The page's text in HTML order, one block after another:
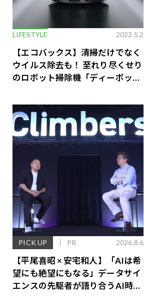
LIFESTYLE 2022.5.2
【エコバックス】清掃だけでなく
ウイルス除去も！ 至れり尽くせり
のロボット掃除機「ディーボット
PICK UP PR 2026.8.6
【平尾喜昭 × 安宅和人】「AIは希
望にも絶望にもなる」データサイ
エンスの先駆者が語り合うAI時代